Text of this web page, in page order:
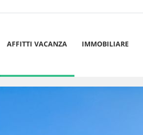
AFFITTI VACANZA IMMOBILIARE